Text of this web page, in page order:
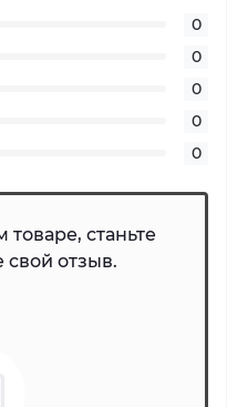
0
0
0
0
0
станьте
свой отзыв.